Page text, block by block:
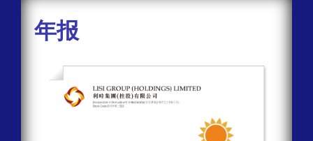
年报